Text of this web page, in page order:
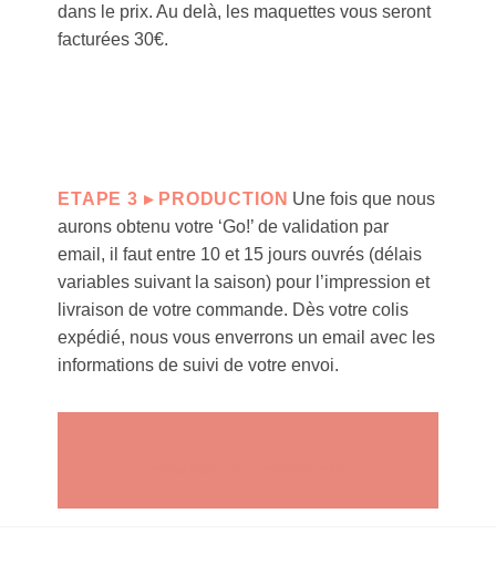
dans le prix. Au delà, les maquettes vous seront
facturées 30€.
ETAPE 3 ▸ PRODUCTION Une fois que nous
aurons obtenu votre ‘Go!’ de validation par
email, il faut entre 10 et 15 jours ouvrés (délais
variables suivant la saison) pour l’impression et
livraison de votre commande. Dès votre colis
expédié, nous vous enverrons un email avec les
informations de suivi de votre envoi.